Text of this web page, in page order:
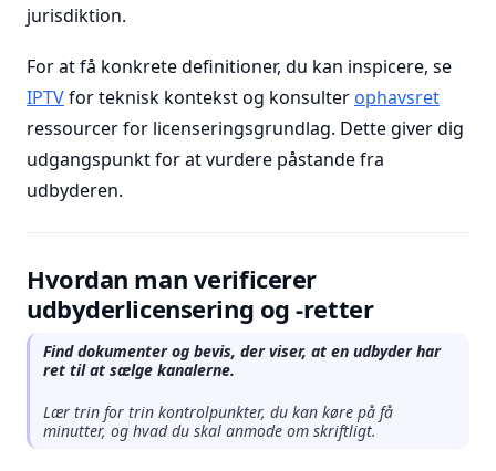
jurisdiktion.
For at få konkrete definitioner, du kan inspicere, se
IPTVfor teknisk kontekst og konsulter ophavsret
ressourcer for licenseringsgrundlag. Dette giver dig
udgangspunkt for at vurdere påstande fra
udbyderen.
Hvordan man verificerer
udbyderlicensering og -retter
Find dokumenter og bevis, der viser, at en udbyder har
ret til at sælge kanalerne.
Lær trin for trin kontrolpunkter, du kan køre på få
minutter, og hvad du skal anmode om skriftligt.